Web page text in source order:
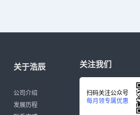
关于浩辰
公司介绍
发展历程
关注我们
扫码关注公众号
每月领专属优惠